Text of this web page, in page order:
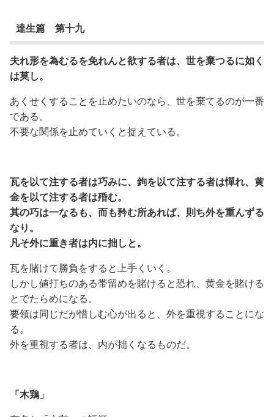
達生篇 第十九
夫れ形を為むるを免れんと欲する者は、世を棄つるに如く
は莫し。
あくせくすることを止めたいのなら、世を棄てるのが一番
である。
不要な関係を止めていくと捉えている。
瓦を以て注する者は巧みに、鉤を以て注する者は憚れ、黄
金を以て注する者は殙む。
其の巧は一なるも、而も矜む所あれば、則ち外を重んずる
なり。
凡そ外に重き者は内に拙しと。
瓦を賭けて勝負をすると上手くいく。
しかし値打ちのある帯留めを賭けると恐れ、黄金を賭ける
とでたらめになる。
要領は同じだが惜しむ心が出ると、外を重視することにな
る。
外を重視する者は、内が拙くなるものだ。
「木鶏」